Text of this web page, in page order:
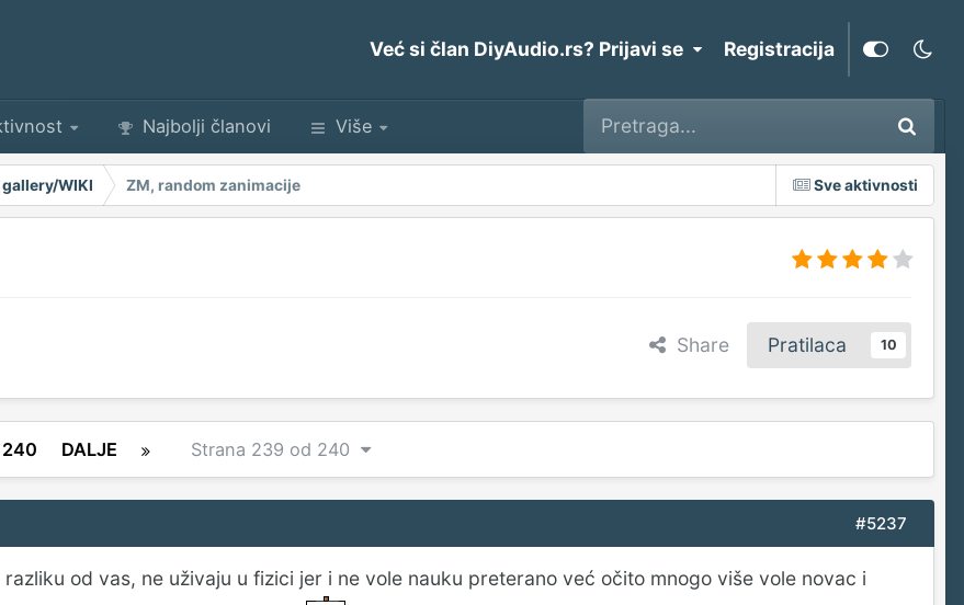
Već si član DiyAudio.rs? Prijavi se Registracija
Najbolji članovi Više
Sve aktivnosti
WIKI ZM, random zanimacije
Share Pratilaca 10
240 DALJE Strana 239 od 240
#5237
od vas, ne uživaju u fizici jer i ne vole nauku preterano već očito mnogo više vole novac i